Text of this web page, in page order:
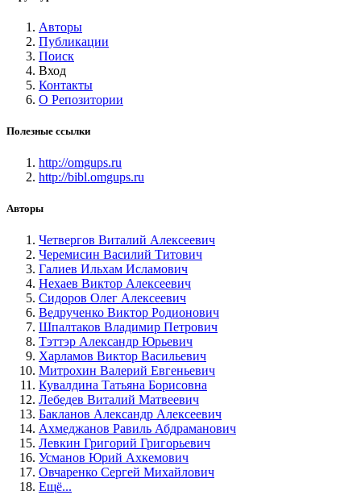
Авторы
Публикации
Поиск
Вход
Контакты
О Репозитории
Полезные ссылки
http://omgups.ru
http://bibl.omgups.ru
Авторы
Четвергов Виталий Алексеевич
Черемисин Василий Титович
Галиев Ильхам Исламович
Нехаев Виктор Алексеевич
Сидоров Олег Алексеевич
Ведрученко Виктор Родионович
Шпалтаков Владимир Петрович
Тэттэр Александр Юрьевич
Харламов Виктор Васильевич
Митрохин Валерий Евгеньевич
Кувалдина Татьяна Борисовна
Лебедев Виталий Матвеевич
Бакланов Александр Алексеевич
Ахмеджанов Равиль Абдраманович
Левкин Григорий Григорьевич
Усманов Юрий Ахкемович
Овчаренко Сергей Михайлович
Ещё...